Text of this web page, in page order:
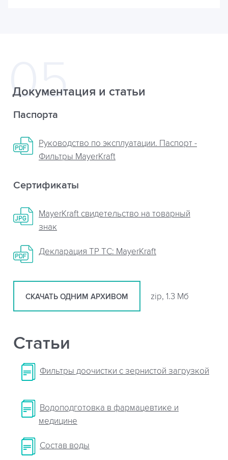
Документация и статьи
Паспорта
Руководство по эксплуатации. Паспорт -
Фильтры MayerKraft
Сертификаты
MayerKraft свидетельство на товарный
знак
Декларация ТР ТС: MayerKraft
СКАЧАТЬ ОДНИМ АРХИВОМ zip, 1.3 Мб
Статьи
Фильтры доочистки с зернистой загрузкой
Водоподготовка в фармацевтике и
медицине
Cостав воды